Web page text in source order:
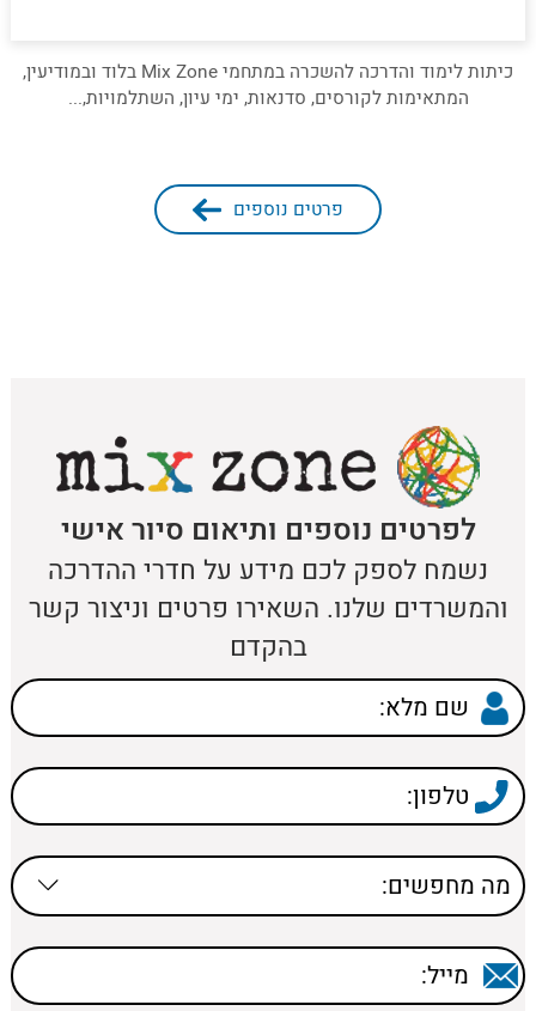
כיתות לימוד והדרכה להשכרה במתחמי Mix Zone בלוד ובמודיעין,
המתאימות לקורסים, סדנאות, ימי עיון, השתלמויות,...
פרטים נוספים
לפרטים נוספים ותיאום סיור אישי
נשמח לספק לכם מידע על חדרי ההדרכה
והמשרדים שלנו. השאירו פרטים וניצור קשר
בהקדם